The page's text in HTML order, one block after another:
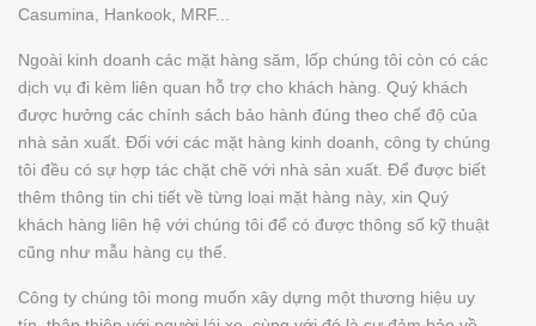
Casumina, Hankook, MRF...
Ngoài kinh doanh các mặt hàng săm, lốp chúng tôi còn có các
dịch vụ đi kèm liên quan hỗ trợ cho khách hàng. Quý khách
được hưởng các chính sách bảo hành đúng theo chế độ của
nhà sản xuất. Đối với các mặt hàng kinh doanh, công ty chúng
tôi đều có sự hợp tác chặt chẽ với nhà sản xuất. Để được biết
thêm thông tin chi tiết về từng loại mặt hàng này, xin Quý
khách hàng liên hệ với chúng tôi để có được thông số kỹ thuật
cũng như mẫu hàng cụ thể.
Công ty chúng tôi mong muốn xây dựng một thương hiệu uy